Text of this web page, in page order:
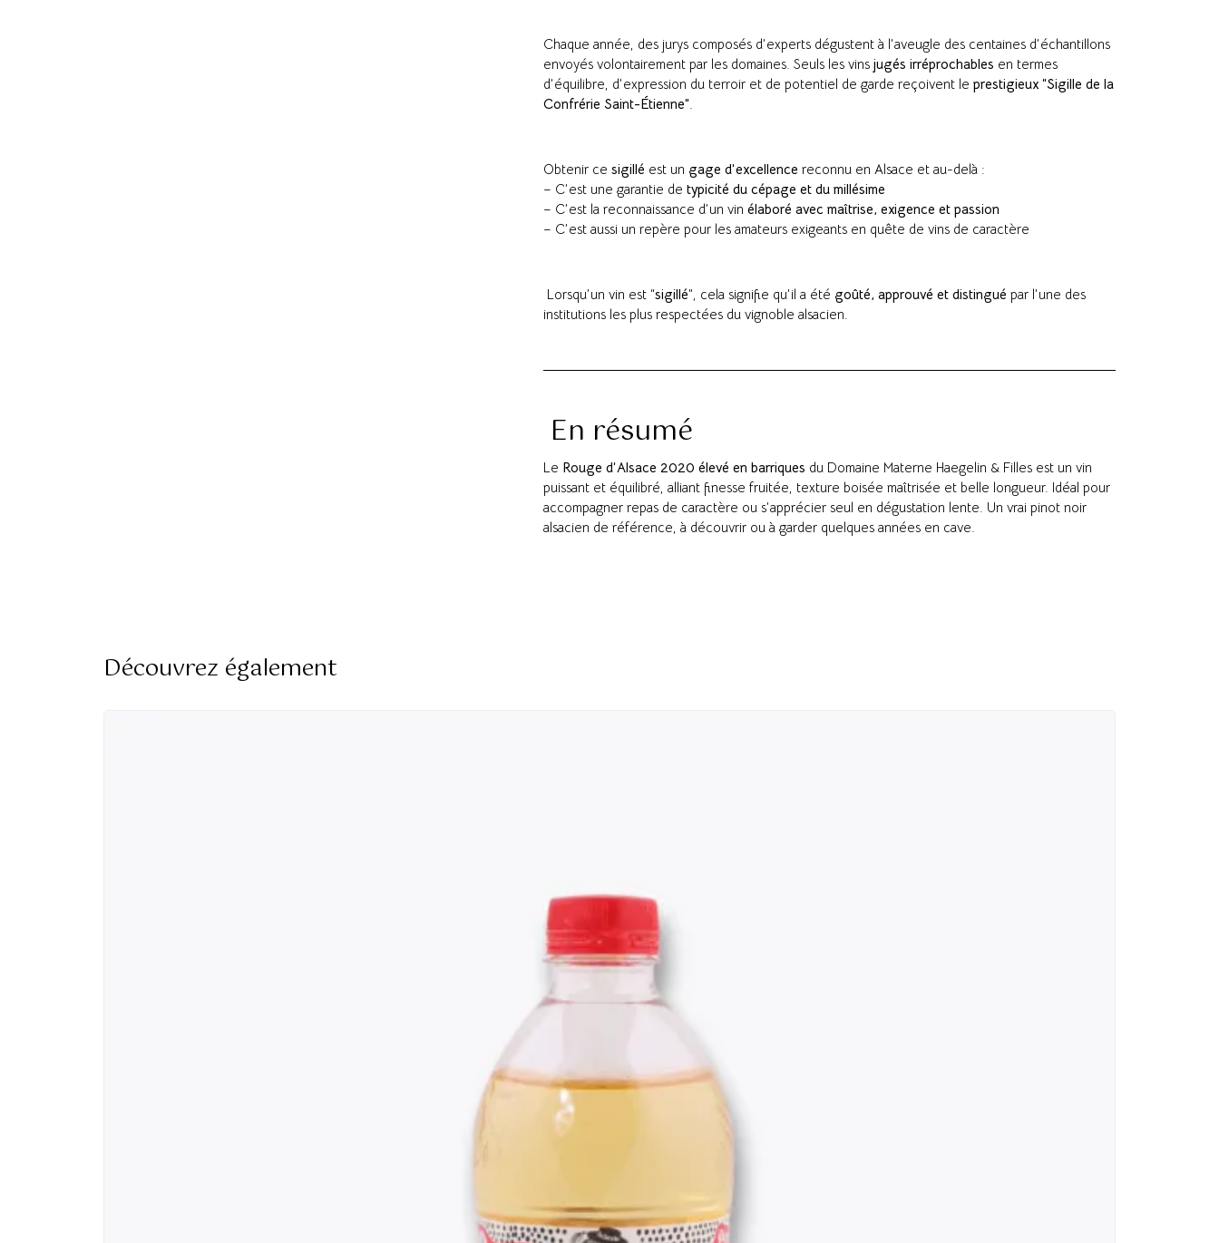
Chaque année, des jurys composés d’experts dégustent à l’aveugle des centaines d’échantillons
envoyés volontairement par les domaines. Seuls les vins jugés irréprochables en termes
d’équilibre, d’expression du terroir et de potentiel de garde reçoivent le prestigieux “Sigille de la
Confrérie Saint-Étienne”.
Obtenir ce sigillé est un gage d’excellence reconnu en Alsace et au-delà :
– C’est une garantie de typicité du cépage et du millésime
– C’est la reconnaissance d’un vin élaboré avec maîtrise, exigence et passion
– C’est aussi un repère pour les amateurs exigeants en quête de vins de caractère
Lorsqu’un vin est “sigillé”, cela signifie qu’il a été goûté, approuvé et distingué par l’une des
institutions les plus respectées du vignoble alsacien.
En résumé
Le Rouge d’Alsace 2020 élevé en barriques du Domaine Materne Haegelin & Filles est un vin
puissant et équilibré, alliant finesse fruitée, texture boisée maîtrisée et belle longueur. Idéal pour
accompagner repas de caractère ou s’apprécier seul en dégustation lente. Un vrai pinot noir
alsacien de référence, à découvrir ou à garder quelques années en cave.
Découvrez également